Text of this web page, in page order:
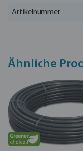
Artikelnummer
Ähnliche